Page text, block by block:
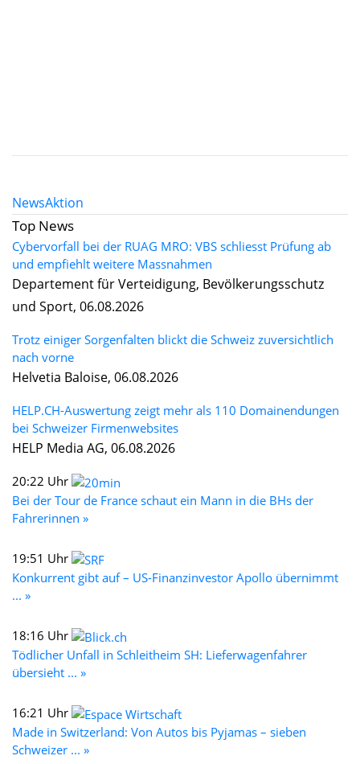
NewsAktion
Top News
Cybervorfall bei der RUAG MRO: VBS schliesst Prüfung ab
und empfiehlt weitere Massnahmen
Departement für Verteidigung, Bevölkerungsschutz
und Sport, 06.08.2026
Trotz einiger Sorgenfalten blickt die Schweiz zuversichtlich
nach vorne
Helvetia Baloise, 06.08.2026
HELP.CH-Auswertung zeigt mehr als 110 Domainendungen
bei Schweizer Firmenwebsites
HELP Media AG, 06.08.2026
20:22 Uhr
Bei der Tour de France schaut ein Mann in die BHs der
Fahrerinnen »
19:51 Uhr
Konkurrent gibt auf – US-Finanzinvestor Apollo übernimmt
... »
18:16 Uhr
Tödlicher Unfall in Schleitheim SH: Lieferwagenfahrer
übersieht ... »
16:21 Uhr
Made in Switzerland: Von Autos bis Pyjamas – sieben
Schweizer ... »